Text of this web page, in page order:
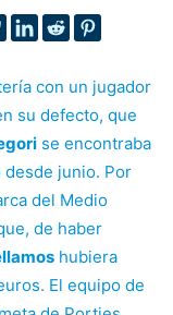
con un jugador
su defecto, que
se encontraba
junio. Por
del Medio
de haber
hubiera
El equipo de